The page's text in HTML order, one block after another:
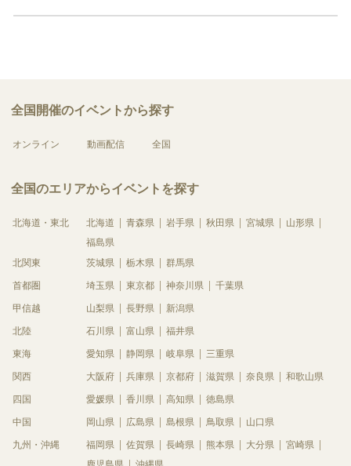
全国開催のイベントから探す
オンライン 動画配信 全国
全国のエリアからイベントを探す
北海道・東北 北海道 青森県 岩手県 秋田県 宮城県
山形県
福島県
北関東
茨城県 栃木県 群馬県
首都圏 埼玉県 東京都 神奈川県 千葉県
甲信越 山梨県 長野県 新潟県
北陸 石川県 富山県 福井県
東海 愛知県 静岡県 岐阜県 三重県
関西 大阪府 兵庫県 京都府 滋賀県 奈良県 和歌山県
四国 愛媛県 香川県 高知県 徳島県
中国 岡山県 広島県 島根県 鳥取県 山口県
九州・沖縄 福岡県 佐賀県 長崎県 熊本県 大分県
宮崎県